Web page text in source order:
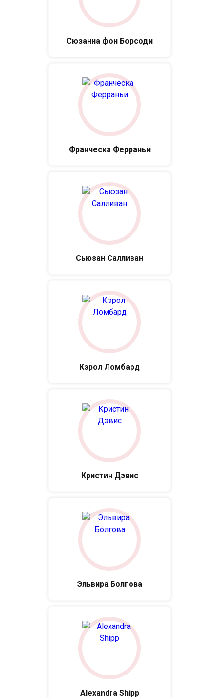
Сюзанна фон Борсоди
Франческа Ферраньи
Сьюзан Салливан
Кэрол Ломбард
Кристин Дэвис
Эльвира Болгова
Alexandra Shipp